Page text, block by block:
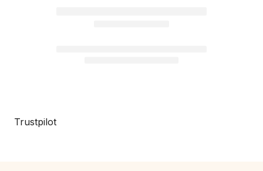
Trustpilot